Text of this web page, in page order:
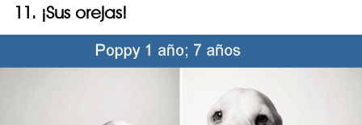
11. ¡Sus orejas!